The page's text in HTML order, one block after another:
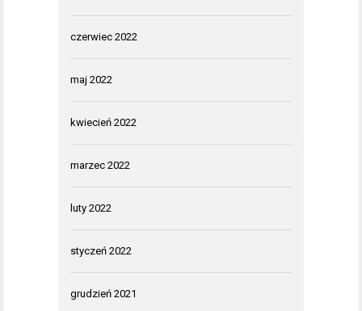
czerwiec 2022
maj 2022
kwiecień 2022
marzec 2022
luty 2022
styczeń 2022
grudzień 2021